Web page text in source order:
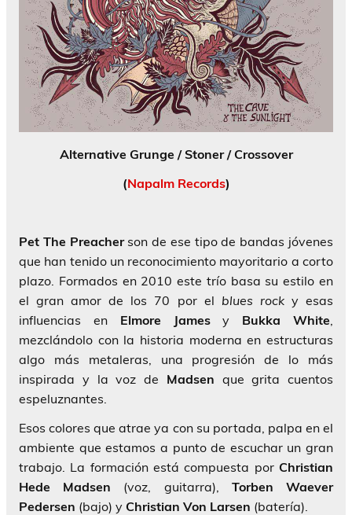
Alternative Grunge / Stoner / Crossover
(Napalm Records)
Pet The Preacherson de ese tipo de bandas jóvenes
que han tenido un reconocimiento mayoritario a corto
plazo. Formados en 2010 este trío basa su estilo en
el gran amor de los 70 por el blues rocky esas
influencias en Elmore Jamesy Bukka White
mezclándolo con la historia moderna en estructuras
algo más metaleras, una progresión de lo más
inspirada y la voz de Madsen que grita cuentos
espeluznantes.
Esos colores que atrae ya con su portada, palpa en el
ambiente que estamos a punto de escuchar un gran
trabajo. La formación está compuesta por Christian
Hede Madsen (voz, guitarra), Torben Waever
Pedersen (bajo) y Christian Von Larsen (batería).